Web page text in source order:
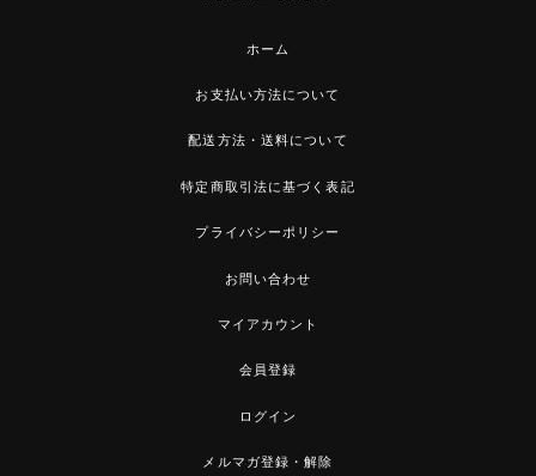
ホーム
お支払い方法について
配送方法・送料について
特定商取引法に基づく表記
プライバシーポリシー
お問い合わせ
マイアカウント
会員登録
ログイン
メルマガ登録・解除